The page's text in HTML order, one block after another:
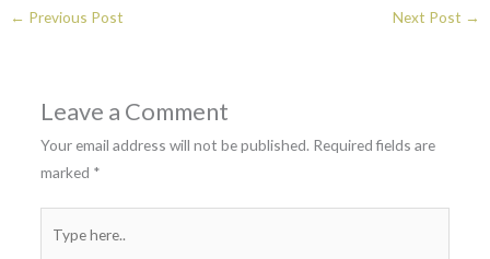
p
← Previous Post Next Post →
Leave a Comment
Your email address will not be published. Required fields are
marked *
here..